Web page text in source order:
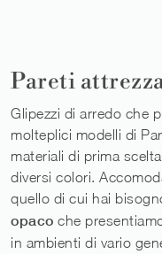
Pareti
Glipezzi di arredo che
molteplici modelli di
materiali di prima
diversi colori.
quello di cui hai
opaco che
in ambienti di vario